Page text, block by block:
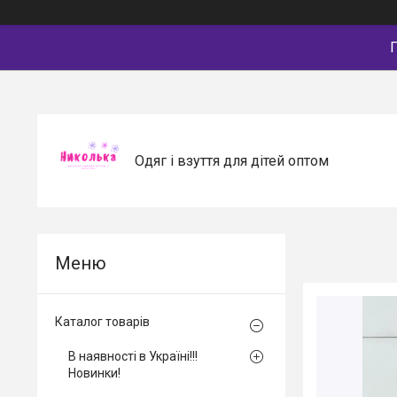
Одяг і взуття для дітей оптом
Каталог товарів
В наявності в Україні!!!
Новинки!